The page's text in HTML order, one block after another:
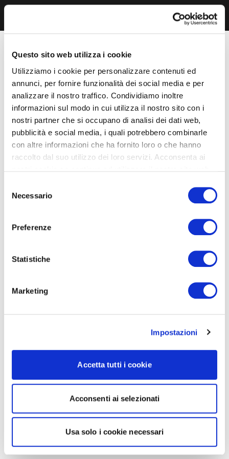
Questo sito web utilizza i cookie
Utilizziamo i cookie per personalizzare contenuti ed
annunci, per fornire funzionalità dei social media e per
analizzare il nostro traffico. Condividiamo inoltre
informazioni sul modo in cui utilizza il nostro sito con i
nostri partner che si occupano di analisi dei dati web,
pubblicità e social media, i quali potrebbero combinarle
con altre informazioni che ha fornito loro o che hanno
raccolto dal suo utilizzo dei loro servizi. Acconsenta ai
delNecessario
Preferenze
Statistiche
Marketing
Impostazioni
Accetta tutti i cookie
Acconsenti ai selezionati
Usa solo i cookie necessari